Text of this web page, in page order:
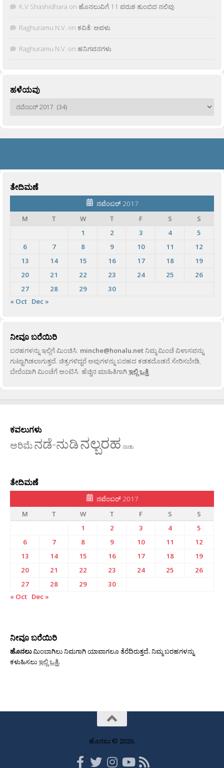
K.V Shashidhara on ಹೊನಲುವಿಗೆ 11 ವರುಶ ತುಂಬಿದ ನಲಿವು
Raghuramu N.V. on ಕವಿತೆ: ಅವಳು
Raghuramu N.V. on ಹನಿಗವನಗಳು
ಹಳೆಯವು
ಹಳೆಯವು
ತೇದಿಮಣೆ
ನವೆಂಬರ್ 2017
M
T W T F S
S
1
2 3 4
5
6
7 8 9 10 11
12
13
14 15 16 17 18
19
20
21 22 23 24 25
26
27
28 29
30
« Oct Dec »
ನೀವೂ ಬರೆಯಿರಿ
ಬರಹಗಳನ್ನು ಇಲ್ಲಿಗೆ ಮಿಂಚಿಸಿ: minche@honalu.netನಿಮ್ಮ ಮಿಂಚೆ ವಿಳಾಸವನ್ನು
ಗುಟ್ಟಾಗಿಡಲಾಗುತ್ತದೆ. ಚಿತ್ರಗಳಿದ್ದರೆ ಅವುಗಳನ್ನು ಬರಹದ ಕಡತದೊಡನೆ ಸೇರಿಸಬೇಡಿ,
ಬೇರೆಯಾಗಿ ಮಿಂಚೆಗೆ ಅಂಟಿಸಿ. ಹೆಚ್ಚಿನ ಮಾಹಿತಿಗಾಗಿಇಲ್ಲಿ ಒತ್ತಿ.
ಕವಲುಗಳು
ಅರಿಮೆನಡೆ-ನುಡಿನಲ್ಬರಹ ನಾಡು
ತೇದಿಮಣೆ
ನವೆಂಬರ್ 2017
M
T W T F S
S
1
2 3 4
5
6
7 8 9 10 11
12
13
14 15 16 17 18
19
20
21 22 23 24 25
26
27
28 29
30
« Oct Dec »
ನೀವೂ ಬರೆಯಿರಿ
ಹೊನಲುಮಿಂಬಾಗಿಲು ನಿಮಗಾಗಿ ಯಾವಾಗಲೂ ತೆರೆದಿರುತ್ತದೆ. ನಿಮ್ಮ ಬರಹಗಳನ್ನು
ಕಳುಹಿಸಲುಇಲ್ಲಿ ಒತ್ತಿ.
ಹೊನಲು © 2026.